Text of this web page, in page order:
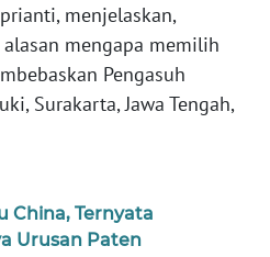
menjelaskan,
mengapa memilih
Pengasuh
Surakarta, Jawa Tengah,
China, Ternyata
Urusan Paten